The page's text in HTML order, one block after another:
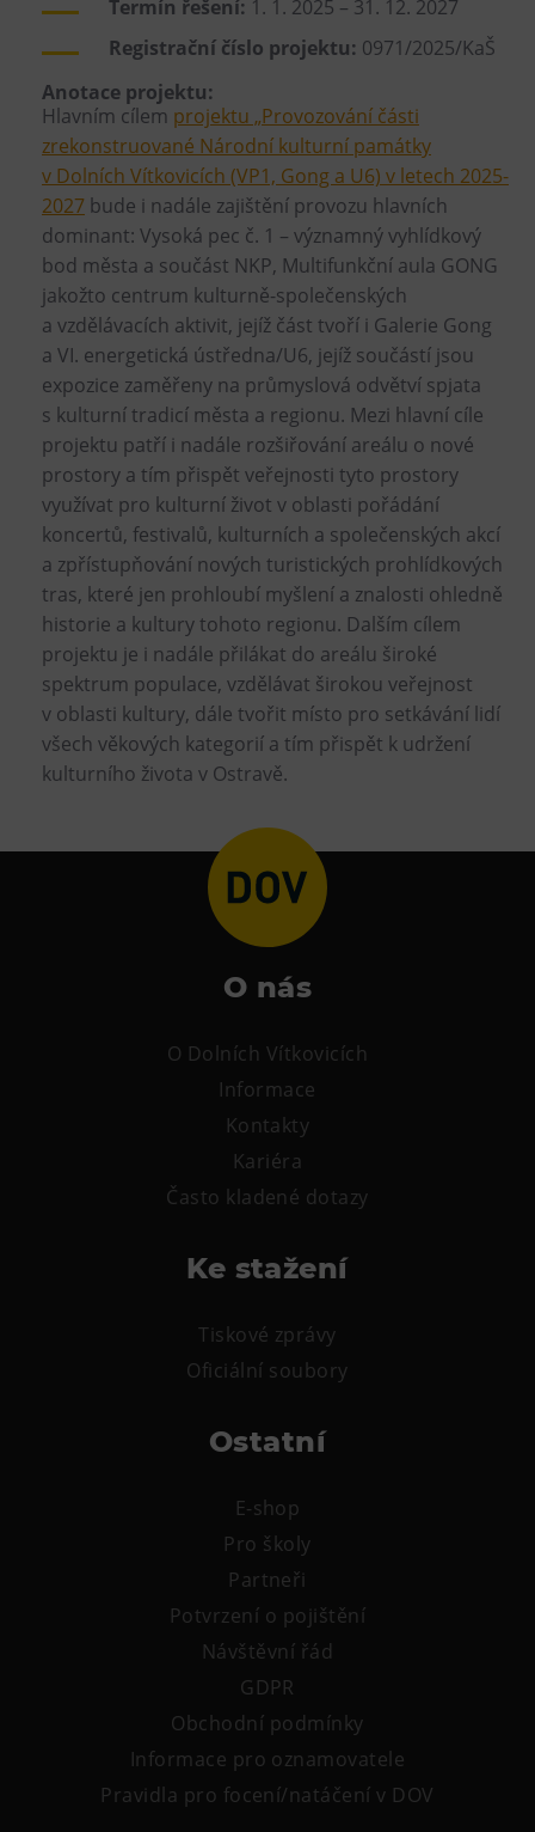
Termín řešení: 1. 1. 2025 – 31. 12. 2027
Registrační číslo projektu: 0971/2025/KaŠ
Anotace projektu:
Hlavním cílem projektu „Provozování části
zrekonstruované Národní kulturní památky
v Dolních Vítkovicích (VP1, Gong a U6) v letech 2025-
2027 bude i nadále zajištění provozu hlavních
dominant: Vysoká pec č. 1 – významný vyhlídkový
bod města a součást NKP, Multifunkční aula GONG
jakožto centrum kulturně-společenských
a vzdělávacích aktivit, jejíž část tvoří i Galerie Gong
a VI. energetická ústředna/U6, jejíž součástí jsou
expozice zaměřeny na průmyslová odvětví spjata
s kulturní tradicí města a regionu. Mezi hlavní cíle
projektu patří i nadále rozšiřování areálu o nové
prostory a tím přispět veřejnosti tyto prostory
využívat pro kulturní život v oblasti pořádání
koncertů, festivalů, kulturních a společenských akcí
a zpřístupňování nových turistických prohlídkových
tras, které jen prohloubí myšlení a znalosti ohledně
historie a kultury tohoto regionu. Dalším cílem
projektu je i nadále přilákat do areálu široké
spektrum populace, vzdělávat širokou veřejnost
v oblasti kultury, dále tvořit místo pro setkávání lidí
všech věkových kategorií a tím přispět k udržení
kulturního života v Ostravě.
O nás
O Dolních Vítkovicích
Informace
Kontakty
Kariéra
Často kladené dotazy
Ke stažení
Tiskové zprávy
Oficiální soubory
Ostatní
E-shop
Pro školy
Partneři
Potvrzení o pojištění
Návštěvní řád
GDPR
Obchodní podmínky
Informace pro oznamovatele
Pravidla pro focení/natáčení v DOV